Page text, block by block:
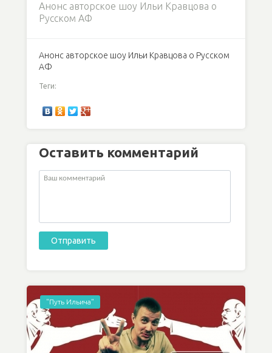
Анонс авторское шоу Ильи Кравцова о
Русском АФ
Анонс авторское шоу Ильи Кравцова о Русском
АФ
Теги:
Оставить комментарий
"Путь Ильича"